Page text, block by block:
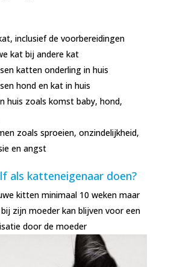
inclusief de voorbereidingen
kat bij andere kat
katten onderling in huis
hond en kat in huis
huis zoals komst baby, hond,
zoals sproeien, onzindelijkheid,
en angst
als katteneigenaar doen?
kitten minimaal 10 weken maar
zijn moeder kan blijven voor een
door de moeder